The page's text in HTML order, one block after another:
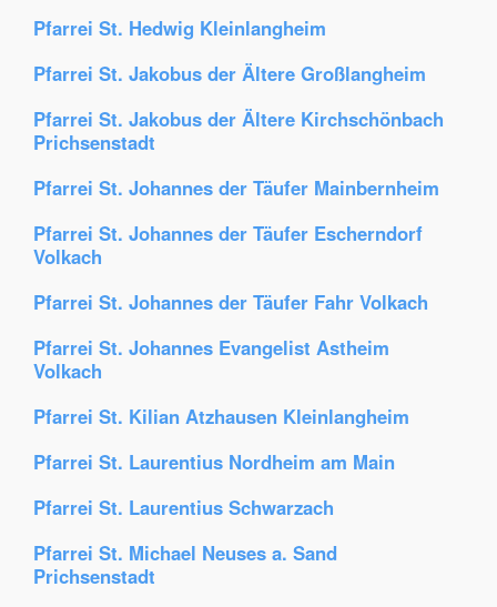
Pfarrei St. Hedwig Kleinlangheim
Pfarrei St. Jakobus der Ältere Großlangheim
Pfarrei St. Jakobus der Ältere Kirchschönbach
Prichsenstadt
Pfarrei St. Johannes der Täufer Mainbernheim
Pfarrei St. Johannes der Täufer Escherndorf
Volkach
Pfarrei St. Johannes der Täufer Fahr Volkach
Pfarrei St. Johannes Evangelist Astheim
Volkach
Pfarrei St. Kilian Atzhausen Kleinlangheim
Pfarrei St. Laurentius Nordheim am Main
Pfarrei St. Laurentius Schwarzach
Pfarrei St. Michael Neuses a. Sand
Prichsenstadt